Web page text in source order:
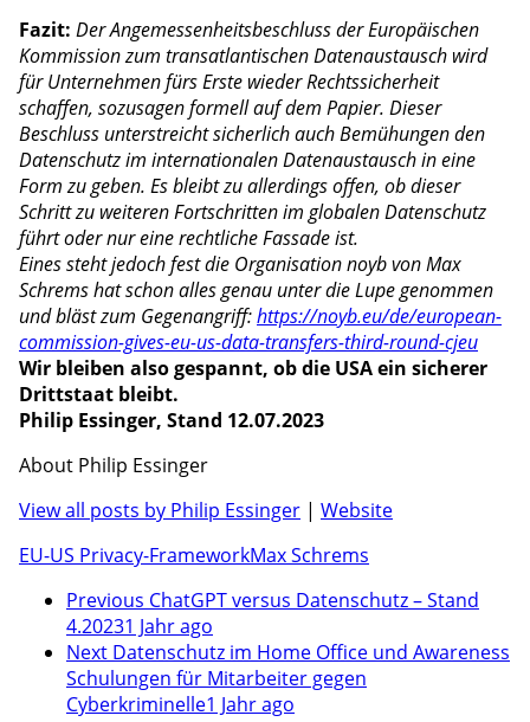
Fazit: Der Angemessenheitsbeschluss der Europäischen
Kommission zum transatlantischen Datenaustausch wird
für Unternehmen fürs Erste wieder Rechtssicherheit
schaffen, sozusagen formell auf dem Papier. Dieser
Beschluss unterstreicht sicherlich auch Bemühungen den
Datenschutz im internationalen Datenaustausch in eine
Form zu geben. Es bleibt zu allerdings offen, ob dieser
Schritt zu weiteren Fortschritten im globalen Datenschutz
führt oder nur eine rechtliche Fassade ist.
Eines steht jedoch fest die Organisation noyb von Max
Schrems hat schon alles genau unter die Lupe genommen
und bläst zum Gegenangriff:https://noyb.eu/de/european-
commission-gives-eu-us-data-transfers-third-round-cjeu
Wir bleiben also gespannt, ob die USA ein sicherer
Drittstaat bleibt.
Philip Essinger, Stand 12.07.2023
About Philip Essinger
View all posts by Philip Essinger | Website
EU-US Privacy-FrameworkMax Schrems
Previous ChatGPT versus Datenschutz – Stand
4.20231 Jahr ago
Next Datenschutz im Home Office und Awareness
Schulungen für Mitarbeiter gegen
Cyberkriminelle1 Jahr ago